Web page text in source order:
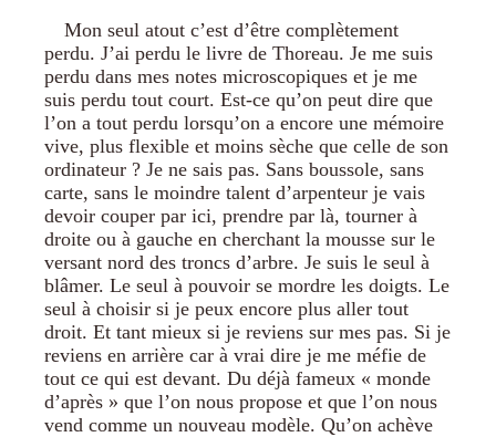
Mon seul atout c’est d’être complètement
perdu. J’ai perdu le livre de Thoreau. Je me suis
perdu dans mes notes microscopiques et je me
suis perdu tout court. Est-ce qu’on peut dire que
l’on a tout perdu lorsqu’on a encore une mémoire
vive, plus flexible et moins sèche que celle de son
ordinateur ? Je ne sais pas. Sans boussole, sans
carte, sans le moindre talent d’arpenteur je vais
devoir couper par ici, prendre par là, tourner à
droite ou à gauche en cherchant la mousse sur le
versant nord des troncs d’arbre. Je suis le seul à
blâmer. Le seul à pouvoir se mordre les doigts. Le
seul à choisir si je peux encore plus aller tout
droit. Et tant mieux si je reviens sur mes pas. Si je
reviens en arrière car à vrai dire je me méfie de
tout ce qui est devant. Du déjà fameux « monde
d’après » que l’on nous propose et que l’on nous
vend comme un nouveau modèle. Qu’on achève